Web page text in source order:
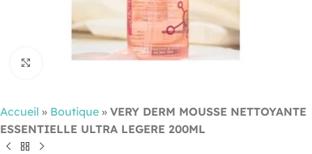
Cliquez pour agrandir
Accueil » Boutique » VERY DERM MOUSSE NETTOYANTE
ESSENTIELLE ULTRA LEGERE 200ML